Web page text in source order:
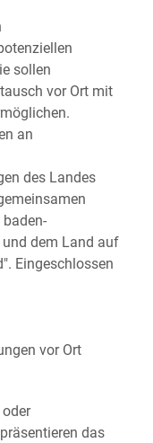
sollen
vor Ort mit
an
des Landes
dem Land auf
Eingeschlossen
vor Ort
das